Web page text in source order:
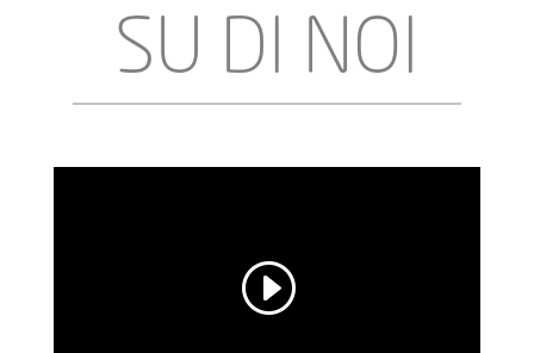
SU DI NOI